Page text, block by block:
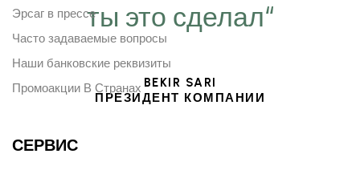
ты это сделал“
BEKIR SARI
ПРЕЗИДЕНТ КОМПАНИИ
Эрсаг в прессе
Часто задаваемые вопросы
Наши банковские реквизиты
Промоакции В Странах
СЕРВИС